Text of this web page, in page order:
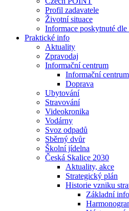
Profil zadavatele
Životní situace
Informace poskytnuté dle
Praktické info
Aktuality
Zpravodaj
Informační centrum
Informační centrum
Doprava
Ubytování
Stravování
Videokronika
Vodárny
Svoz odpadů
Sběrný dvůr
Školní jídelna
Česká Skalice 2030
Aktuality, akce
Strategický plán
Historie vzniku
Základní